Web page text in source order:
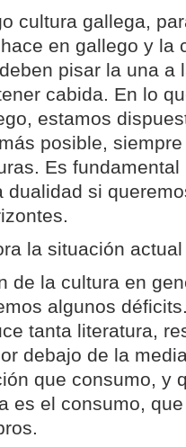
cultura gallega,
en gallego y la
pisar la una a
cabida. En lo
estamos
posible,
Es
dualidad si
la situación
de la cultura en
algunos
tanta literatura,
debajo de la
que consumo, y
es el consumo,